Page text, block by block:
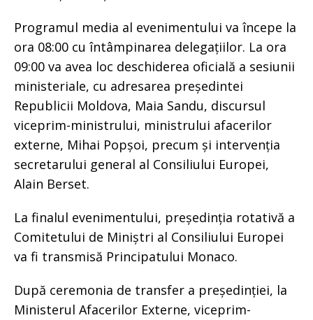
Programul media al evenimentului va începe la
ora 08:00 cu întâmpinarea delegațiilor. La ora
09:00 va avea loc deschiderea oficială a sesiunii
ministeriale, cu adresarea președintei
Republicii Moldova, Maia Sandu, discursul
viceprim-ministrului, ministrului afacerilor
externe, Mihai Popșoi, precum și intervenția
secretarului general al Consiliului Europei,
Alain Berset.
La finalul evenimentului, președinția rotativă a
Comitetului de Miniștri al Consiliului Europei
va fi transmisă Principatului Monaco.
După ceremonia de transfer a președinției, la
Ministerul Afacerilor Externe, viceprim-